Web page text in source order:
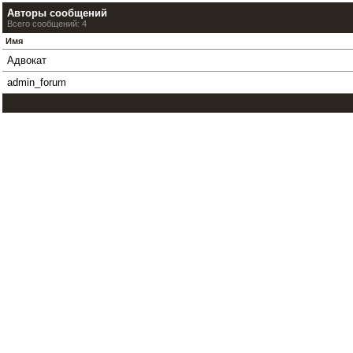
Авторы сообщений
Всего сообщений: 4
Имя
Адвокат
admin_forum